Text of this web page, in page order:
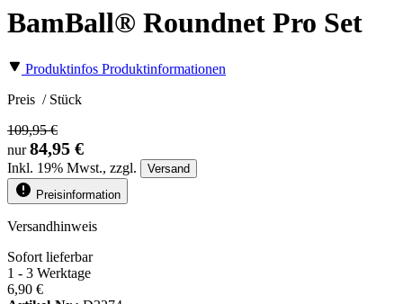
BamBall® Roundnet Pro Set
Produktinfos Produktinformationen
Preis / Stück
109,95 €
nur84,95 €
Inkl. 19% Mwst., zzgl.
Versand
Preisinformation
Versandhinweis
Sofort lieferbar
1 - 3 Werktage
6,90 €